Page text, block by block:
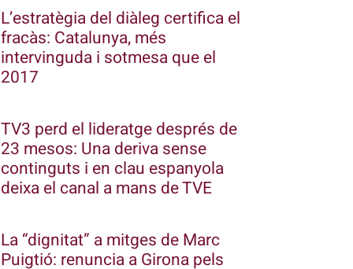
L’estratègia del diàleg certifica el
fracàs: Catalunya, més
intervinguda i sotmesa que el
2017
TV3 perd el lideratge després de
23 mesos: Una deriva sense
continguts i en clau espanyola
deixa el canal a mans de TVE
La “dignitat” a mitges de Marc
Puigtió: renuncia a Girona pels